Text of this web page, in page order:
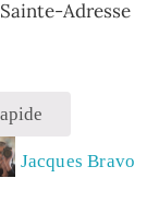
Adresse
Jacques Bravo